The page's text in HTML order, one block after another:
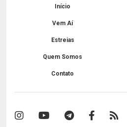
Início
Vem Aí
Estreias
Quem Somos
Contato